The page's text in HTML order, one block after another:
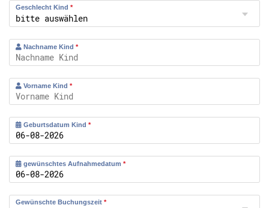
Geschlecht Kind *
Nachname Kind *
Vorname Kind *
Geburtsdatum Kind *
gewünschtes Aufnahmedatum *
Gewünschte Buchungszeit *